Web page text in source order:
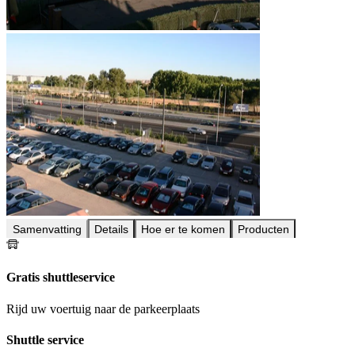
Samenvatting Details Hoe er te komen Producten
Gratis shuttleservice
Rijd uw voertuig naar de parkeerplaats
Shuttle service